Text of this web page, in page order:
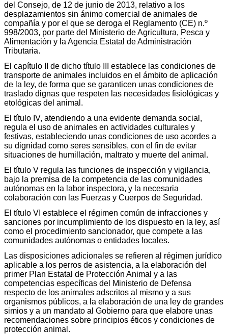
del Consejo, de 12 de junio de 2013, relativo a los
desplazamientos sin ánimo comercial de animales de
compañía y por el que se deroga el Reglamento (CE) n.º
998/2003, por parte del Ministerio de Agricultura, Pesca y
Alimentación y la Agencia Estatal de Administración
Tributaria.
El capítulo II de dicho título III establece las condiciones de
transporte de animales incluidos en el ámbito de aplicación
de la ley, de forma que se garanticen unas condiciones de
traslado dignas que respeten las necesidades fisiológicas y
etológicas del animal.
El título IV, atendiendo a una evidente demanda social,
regula el uso de animales en actividades culturales y
festivas, estableciendo unas condiciones de uso acordes a
su dignidad como seres sensibles, con el fin de evitar
situaciones de humillación, maltrato y muerte del animal.
El título V regula las funciones de inspección y vigilancia,
bajo la premisa de la competencia de las comunidades
autónomas en la labor inspectora, y la necesaria
colaboración con las Fuerzas y Cuerpos de Seguridad.
El título VI establece el régimen común de infracciones y
sanciones por incumplimiento de los dispuesto en la ley, así
como el procedimiento sancionador, que compete a las
comunidades autónomas o entidades locales.
Las disposiciones adicionales se refieren al régimen jurídico
aplicable a los perros de asistencia, a la elaboración del
primer Plan Estatal de Protección Animal y a las
competencias específicas del Ministerio de Defensa
respecto de los animales adscritos al mismo y a sus
organismos públicos, a la elaboración de una ley de grandes
simios y a un mandato al Gobierno para que elabore unas
recomendaciones sobre principios éticos y condiciones de
protección animal.